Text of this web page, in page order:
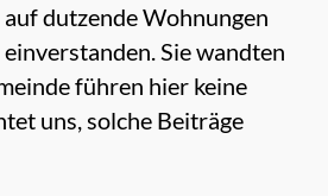
dutzende Wohnungen
Sie wandten
führen hier keine
uns, solche Beiträge